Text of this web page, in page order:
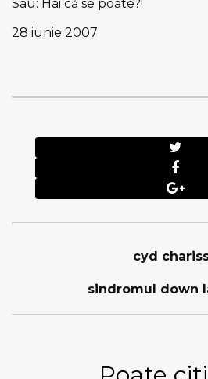
Sau: Hai că se poate?!
28 iunie 2007
cyd
sindromul down